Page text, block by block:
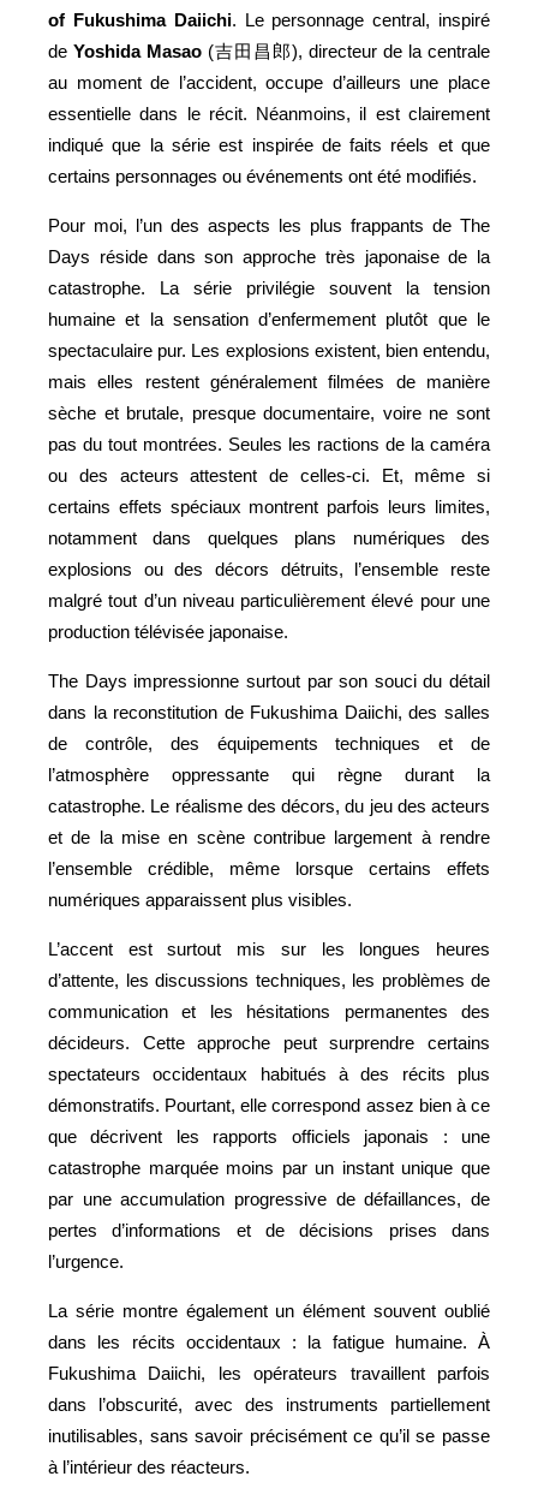
of Fukushima Daiichi. Le personnage central, inspiré
de Yoshida Masao (吉田昌郎), directeur de la centrale
au moment de l’accident, occupe d’ailleurs une place
essentielle dans le récit. Néanmoins, il est clairement
indiqué que la série est inspirée de faits réels et que
certains personnages ou événements ont été modifiés.
Pour moi, l’un des aspects les plus frappants de The
Days réside dans son approche très japonaise de la
catastrophe. La série privilégie souvent la tension
humaine et la sensation d’enfermement plutôt que le
spectaculaire pur. Les explosions existent, bien entendu,
mais elles restent généralement filmées de manière
sèche et brutale, presque documentaire, voire ne sont
pas du tout montrées. Seules les ractions de la caméra
ou des acteurs attestent de celles-ci. Et, même si
certains effets spéciaux montrent parfois leurs limites,
notamment dans quelques plans numériques des
explosions ou des décors détruits, l’ensemble reste
malgré tout d’un niveau particulièrement élevé pour une
production télévisée japonaise.
The Days impressionne surtout par son souci du détail
dans la reconstitution de Fukushima Daiichi, des salles
de contrôle, des équipements techniques et de
l’atmosphère oppressante qui règne durant la
catastrophe. Le réalisme des décors, du jeu des acteurs
et de la mise en scène contribue largement à rendre
l’ensemble crédible, même lorsque certains effets
numériques apparaissent plus visibles.
L’accent est surtout mis sur les longues heures
d’attente, les discussions techniques, les problèmes de
communication et les hésitations permanentes des
décideurs. Cette approche peut surprendre certains
spectateurs occidentaux habitués à des récits plus
démonstratifs. Pourtant, elle correspond assez bien à ce
que décrivent les rapports officiels japonais : une
catastrophe marquée moins par un instant unique que
par une accumulation progressive de défaillances, de
pertes d’informations et de décisions prises dans
l’urgence.
La série montre également un élément souvent oublié
dans les récits occidentaux : la fatigue humaine. À
Fukushima Daiichi, les opérateurs travaillent parfois
dans l’obscurité, avec des instruments partiellement
inutilisables, sans savoir précisément ce qu’il se passe
à l’intérieur des réacteurs.